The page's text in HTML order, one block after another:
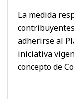
La medida
adherirse al
iniciativa
concepto de